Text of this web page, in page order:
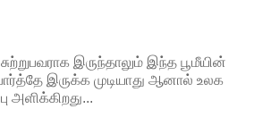
இருந்தாலும் இந்த பூமீயின்
இருக்க முடியாது ஆனால் உலக
அளிக்கிறது...